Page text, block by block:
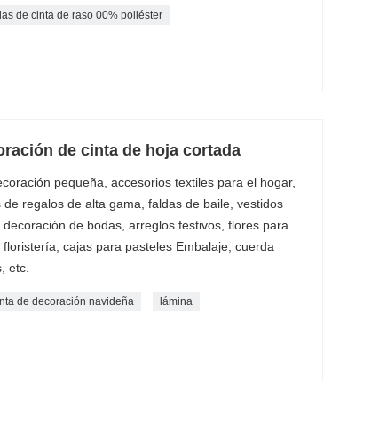
de cinta de raso 00% poliéster
de cinta de hoja cortada
pequeña, accesorios textiles para el hogar,
regalos de alta gama, faldas de baile, vestidos
de bodas, arreglos festivos, flores para
cajas para pasteles Embalaje, cuerda
etc.
de decoración navideña lámina